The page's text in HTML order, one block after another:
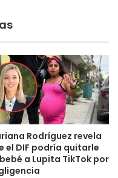
Rodríguez revela
el DIF podría quitarle
a Lupita TikTok por